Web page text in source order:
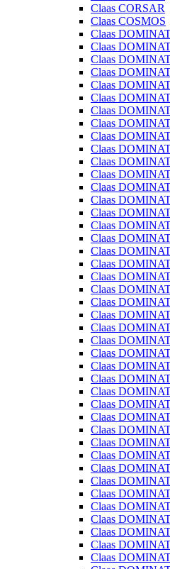
Claas CORSAR
Claas COSMOS
Claas
Claas
Claas
Claas
Claas
Claas
Claas
Claas
Claas
Claas
Claas
Claas
Claas
Claas
Claas
Claas
Claas
Claas
Claas
Claas
Claas
Claas
Claas
Claas
Claas
Claas
Claas
Claas
Claas
Claas
Claas
Claas
Claas
Claas
Claas
Claas
Claas
Claas
Claas
Claas
Claas
Claas